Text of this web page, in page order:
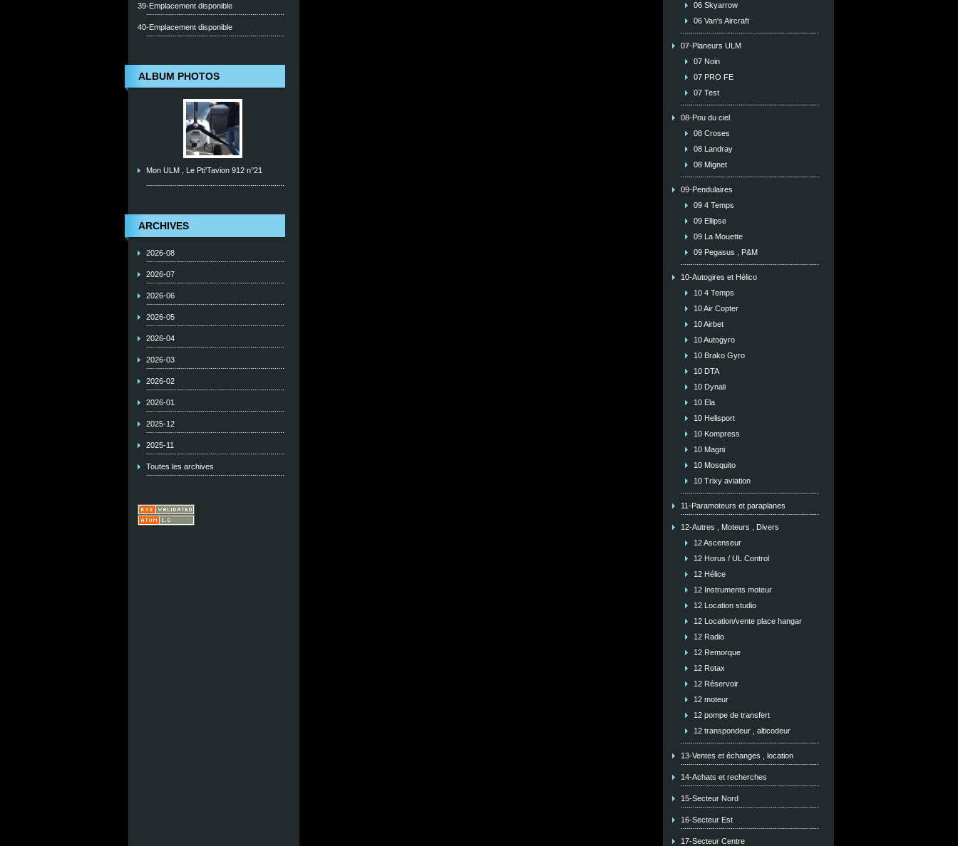
39-Emplacement disponible
40-Emplacement disponible
ALBUM PHOTOS
Mon ULM , Le Pti'Tavion 912 n°21
ARCHIVES
2026-08
2026-07
2026-06
2026-05
2026-04
2026-03
2026-02
2026-01
2025-12
2025-11
Toutes les archives
06 Skyarrow
06 Van's Aircraft
07-Planeurs ULM
07 Noin
07 PRO FE
07 Test
08-Pou du ciel
08 Croses
08 Landray
08 Mignet
09-Pendulaires
09 4 Temps
09 Ellipse
09 La Mouette
09 Pegasus , P&M
10-Autogires et Hélico
10 4 Temps
10 Air Copter
10 Airbet
10 Autogyro
10 Brako Gyro
10 DTA
10 Dynali
10 Ela
10 Helisport
10 Kompress
10 Magni
10 Mosquito
10 Trixy aviation
11-Paramoteurs et paraplanes
12-Autres , Moteurs , Divers
12 Ascenseur
12 Horus / UL Control
12 Hélice
12 Instruments moteur
12 Location studio
12 Location/vente place hangar
12 Radio
12 Remorque
12 Rotax
12 Réservoir
12 moteur
12 pompe de transfert
12 transpondeur , alticodeur
13-Ventes et échanges , location
14-Achats et recherches
15-Secteur Nord
16-Secteur Est
17-Secteur Centre